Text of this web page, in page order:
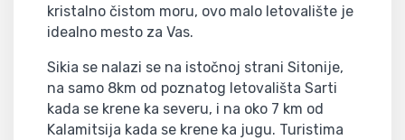
kristalno čistom moru, ovo malo letovalište je
idealno mesto za Vas.
Sikia se nalazi se na istočnoj strani Sitonije,
na samo 8km od poznatog letovališta Sarti
kada se krene ka severu, i na oko 7 km od
Kalamitsija kada se krene ka jugu. Turistima